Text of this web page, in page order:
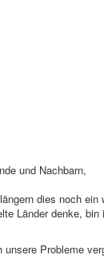
und Nachbarn,
dies noch ein
Länder denke,
Probleme